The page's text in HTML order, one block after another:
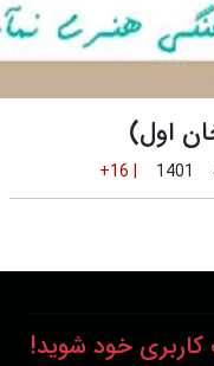
اول)
1401
+16 |
کاربری خود شوید!